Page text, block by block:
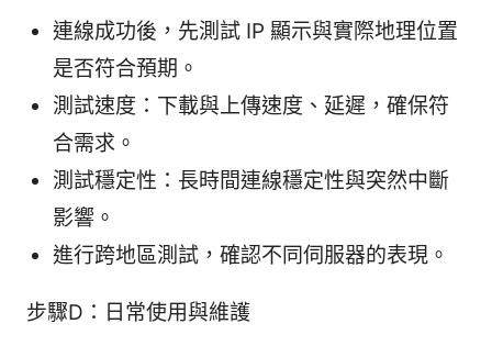
連線成功後，先測試 IP 顯示與實際地理位置
是否符合預期。
測試速度：下載與上傳速度、延遲，確保符
合需求。
測試穩定性：長時間連線穩定性與突然中斷
影響。
進行跨地區測試，確認不同伺服器的表現。
步驟D：日常使用與維護